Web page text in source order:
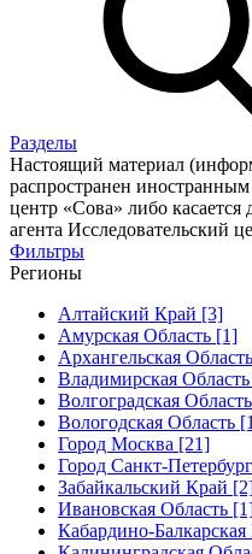
Разделы
Настоящий материал
распространен
центр «Сова» либо касается
агента Исследовательский
Фильтры
Регионы
Алтайский Край [3]
Амурская Область [1]
Архангельская
Владимирская
Волгоградская
Вологодская Область
Город Москва [21]
Город Санкт-
Забайкальский Край
Ивановская Область
Кабардино-